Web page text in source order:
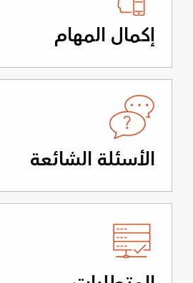
إكمال المهام
الأسئلة الشائعة